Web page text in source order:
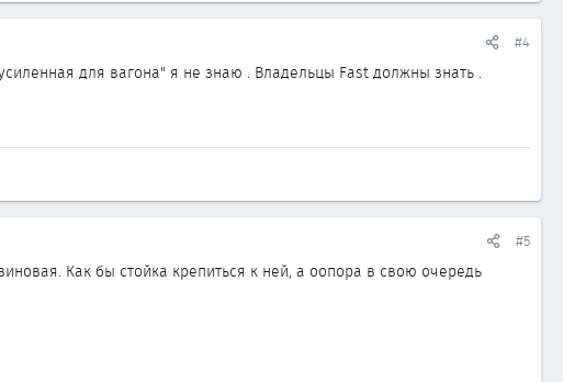
#4
для вагона" я не знаю . Владельцы Fast должны знать .
#5
Как бы стойка крепиться к ней, а оопора в свою очередь